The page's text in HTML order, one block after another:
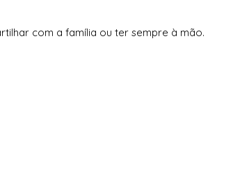
com a família ou ter sempre à mão.